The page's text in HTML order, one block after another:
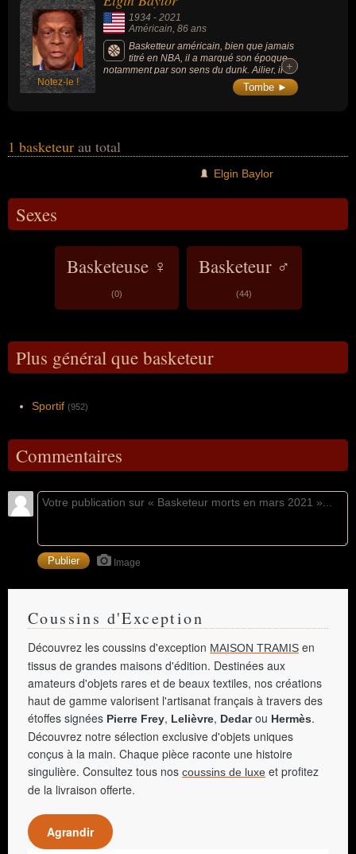
moment de leurs morts, ils peuvent avoir été américain par
exemple.
Notez-le !
1934 - 2021
Américain, 86 ans
Basketteur américain, bien que jamais
titré en NBA, il a marqué son époque
notamment par son sens du dunk. Ailier, il a
joué 13 saisons en NBA pour Lakers de Los
Angeles. Avec 8 finales perdues, il est le
+
+
Tombe ►
1 basketeur au total
Elgin Baylor
Sexes
Basketeuse ♀
(0)
Basketeur ♂
(44)
Plus général que basketeur
Sportif (952)
Commentaires
Image
Coussins d'Exception
Découvrez les coussins d'exception MAISON TRAMIS en
tissus de grandes maisons d'édition. Destinées aux
amateurs d'objets rares et de beaux textiles, nos créations
haut de gamme valorisent l'artisanat français à travers des
étoffes signées Pierre Frey, Lelièvre, Dedarou Hermès.
Découvrez notre sélection exclusive d'objets uniques
conçus à la main. Chaque pièce raconte une histoire
singulière. Consultez tous nos coussins de luxe et profitez
de la livraison offerte.
Agrandir